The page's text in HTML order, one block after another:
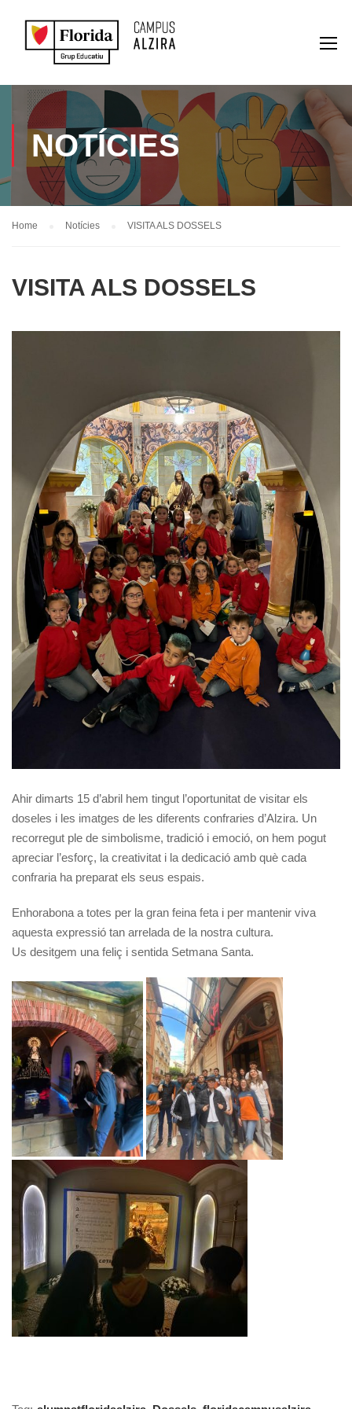
NOTÍCIES
Home Notícies VISITA ALS DOSSELS
VISITA ALS DOSSELS
Ahir dimarts 15 d’abril hem tingut l’oportunitat de visitar els
doseles i les imatges de les diferents confraries d’Alzira. Un
recorregut ple de simbolisme, tradició i emoció, on hem pogut
apreciar l’esforç, la creativitat i la dedicació amb què cada
confraria ha preparat els seus espais.
Enhorabona a totes per la gran feina feta i per mantenir viva
aquesta expressió tan arrelada de la nostra cultura.
Us desitgem una feliç i sentida Setmana Santa.